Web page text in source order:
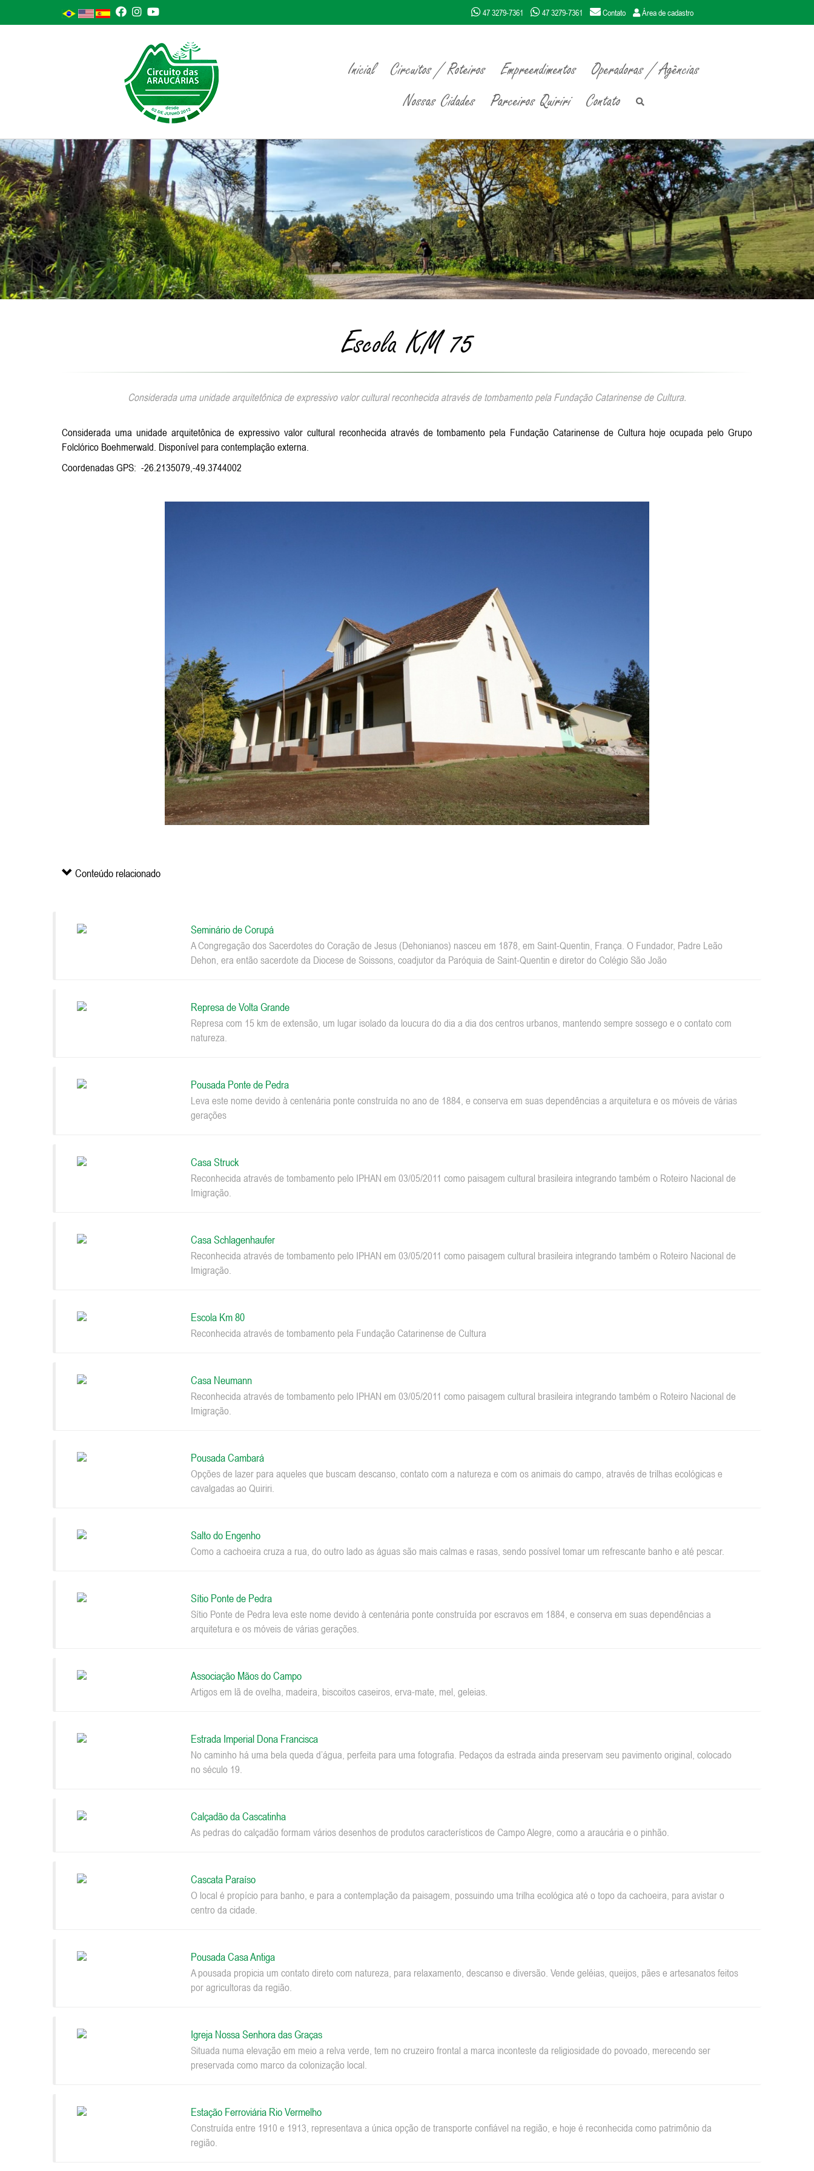
47 3279-7361 47 3279-7361 Contato Área de cadastro
Inicial Circuitos / Roteiros Empreendimentos
Operadoras / Agências
Nossas Cidades
Parceiros Quiriri Contato
Escola KM 75
Considerada uma unidade arquitetônica de expressivo valor cultural reconhecida através de tombamento pela Fundação Catarinense de Cultura.
Considerada uma unidade arquitetônica de expressivo valor cultural reconhecida através de tombamento pela Fundação Catarinense de Cultura hoje ocupada pelo Grupo
Folclórico Boehmerwald. Disponível para contemplação externa.
Coordenadas GPS: -26.2135079,-49.3744002
Conteúdo relacionado
Seminário de Corupá
A Congregação dos Sacerdotes do Coração de Jesus (Dehonianos) nasceu em 1878, em Saint-Quentin, França. O Fundador, Padre Leão
Dehon, era então sacerdote da Diocese de Soissons, coadjutor da Paróquia de Saint-Quentin e diretor do Colégio São João
Represa de Volta Grande
Represa com 15 km de extensão, um lugar isolado da loucura do dia a dia dos centros urbanos, mantendo sempre sossego e o contato com
natureza.
Pousada Ponte de Pedra
Leva este nome devido à centenária ponte construída no ano de 1884, e conserva em suas dependências a arquitetura e os móveis de várias
gerações
Casa Struck
Reconhecida através de tombamento pelo IPHAN em 03/05/2011 como paisagem cultural brasileira integrando também o Roteiro Nacional de
Imigração.
Casa Schlagenhaufer
Reconhecida através de tombamento pelo IPHAN em 03/05/2011 como paisagem cultural brasileira integrando também o Roteiro Nacional de
Imigração.
Escola Km 80
Reconhecida através de tombamento pela Fundação Catarinense de Cultura
Casa Neumann
Reconhecida através de tombamento pelo IPHAN em 03/05/2011 como paisagem cultural brasileira integrando também o Roteiro Nacional de
Imigração.
Pousada Cambará
Opções de lazer para aqueles que buscam descanso, contato com a natureza e com os animais do campo, através de trilhas ecológicas e
cavalgadas ao Quiriri.
Salto do Engenho
Como a cachoeira cruza a rua, do outro lado as águas são mais calmas e rasas, sendo possível tomar um refrescante banho e até pescar.
Sítio Ponte de Pedra
Sítio Ponte de Pedra leva este nome devido à centenária ponte construída por escravos em 1884, e conserva em suas dependências a
arquitetura e os móveis de várias gerações.
Associação Mãos do Campo
Artigos em lã de ovelha, madeira, biscoitos caseiros, erva-mate, mel, geleias.
Estrada Imperial Dona Francisca
No caminho há uma bela queda d’água, perfeita para uma fotografia. Pedaços da estrada ainda preservam seu pavimento original, colocado
no século 19.
Calçadão da Cascatinha
As pedras do calçadão formam vários desenhos de produtos característicos de Campo Alegre, como a araucária e o pinhão.
Cascata Paraíso
O local é propício para banho, e para a contemplação da paisagem, possuindo uma trilha ecológica até o topo da cachoeira, para avistar o
centro da cidade.
Pousada Casa Antiga
A pousada propicia um contato direto com natureza, para relaxamento, descanso e diversão. Vende geléias, queijos, pães e artesanatos feitos
por agricultoras da região.
Igreja Nossa Senhora das Graças
Situada numa elevação em meio a relva verde, tem no cruzeiro frontal a marca inconteste da religiosidade do povoado, merecendo ser
preservada como marco da colonização local.
Estação Ferroviária Rio Vermelho
Construída entre 1910 e 1913, representava a única opção de transporte confiável na região, e hoje é reconhecida como patrimônio da
região.